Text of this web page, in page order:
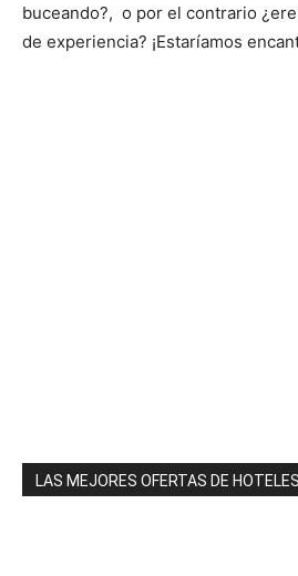
buceando?, o por el contrario
de experiencia? ¡Estaríamos
LAS MEJORES OFERTAS DE HOTELES